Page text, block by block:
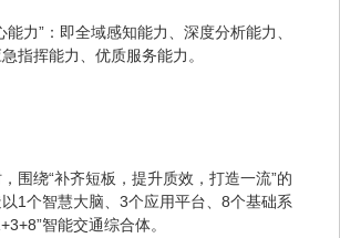
力”：即全域感知能力、深度分析能力、
指挥能力、优质服务能力。
绕“补齐短板，提升质效，打造一流”的
1个智慧大脑、3个应用平台、8个基础系
智能交通综合体。